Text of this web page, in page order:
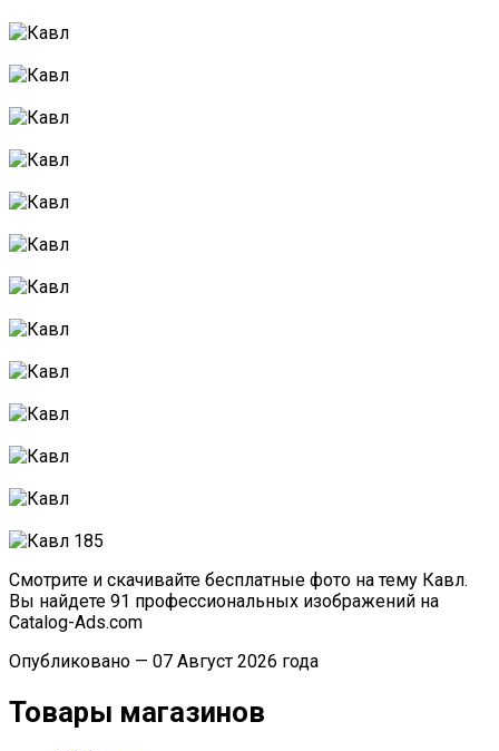
Смотрите и скачивайте бесплатные фото на тему Кавл.
Вы найдете 91 профессиональных изображений на
Catalog-Ads.com
Опубликовано — 07 Август 2026 года
Товары магазинов